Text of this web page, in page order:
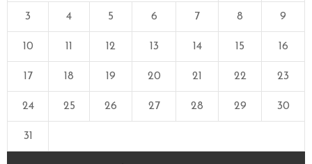
3 4 5 6 7 8 9
10 12 13 14 15 16
17 18 19 20 21 22 23
24 25 26 27 28 29 30
31